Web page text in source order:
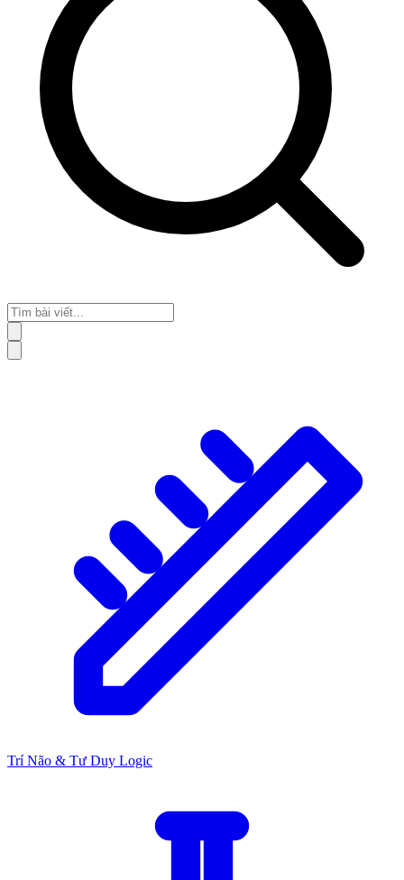
Trí Não & Tư Duy Logic